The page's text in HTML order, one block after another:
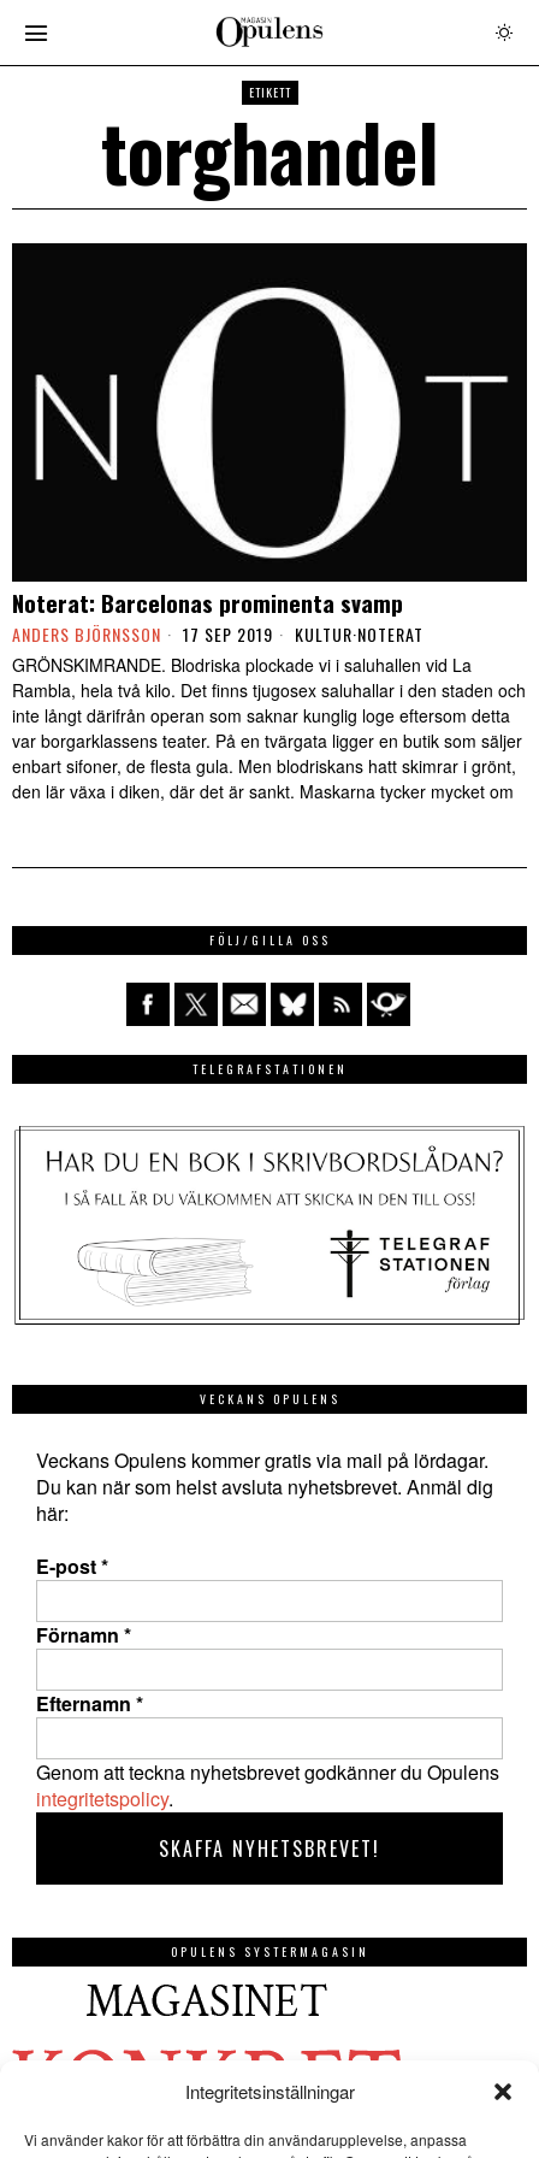
Integritetsinställningar
Vi använder kakor för att förbättra din användarupplevelse, anpassa
ETIKETT
torghandel
Noterat: Barcelonas prominenta svamp
ANDERS BJÖRNSSON 17 SEP 2019 KULTUR·NOTERAT
GRÖNSKIMRANDE. Blodriska plockade vi i saluhallen vid La
Rambla, hela två kilo. Det finns tjugosex saluhallar i den staden och
inte långt därifrån operan som saknar kunglig loge eftersom detta
var borgarklassens teater. På en tvärgata ligger en butik som säljer
enbart sifoner, de flesta gula. Men blodriskans hatt skimrar i grönt,
den lär växa i diken, där det är sankt. Maskarna tycker mycket om
FÖLJ/GILLA OSS
TELEGRAFSTATIONEN
VECKANS OPULENS
Veckans Opulens kommer gratis via mail på lördagar.
Du kan när som helst avsluta nyhetsbrevet. Anmäl dig
här:
E-post*
Förnamn *
Efternamn *
Genom att teckna nyhetsbrevet godkänner du Opulens
integritetspolicy.
OPULENS SYSTERMAGASIN